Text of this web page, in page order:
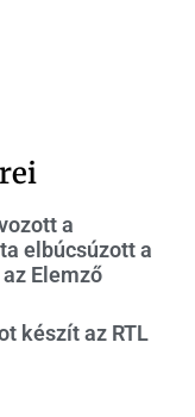
a
elbúcsúzott a
Elemző
készít az RTL